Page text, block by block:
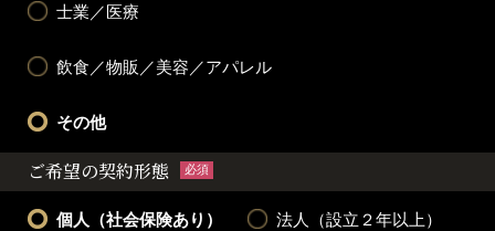
士業／医療
飲食／物販／美容／アパレル
その他
ご希望の契約形態 必須
個人（社会保険あり） 法人（設立２年以上）